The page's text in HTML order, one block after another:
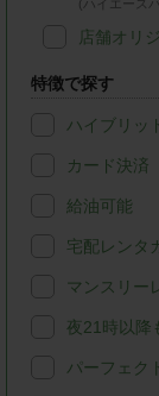
(ハイエース
店舗オリ
特徴で探す
ハイブリッ
カード決済
給油可能
宅配レンタ
マンスリー
夜21時以降
パーフェク